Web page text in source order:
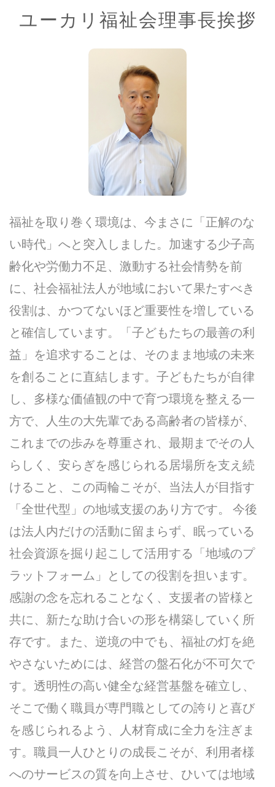
ユーカリ福祉会理事長挨拶
福祉を取り巻く環境は、今まさに「正解のな
い時代」へと突入しました。加速する少子高
齢化や労働力不足、激動する社会情勢を前
に、社会福祉法人が地域において果たすべき
役割は、かつてないほど重要性を増している
と確信しています。「子どもたちの最善の利
益」を追求することは、そのまま地域の未来
を創ることに直結します。子どもたちが自律
し、多様な価値観の中で育つ環境を整える一
方で、人生の大先輩である高齢者の皆様が、
これまでの歩みを尊重され、最期までその人
らしく、安らぎを感じられる居場所を支え続
けること、この両輪こそが、当法人が目指す
「全世代型」の地域支援のあり方です。 今後
は法人内だけの活動に留まらず、眠っている
社会資源を掘り起こして活用する「地域のプ
ラットフォーム」としての役割を担います。
感謝の念を忘れることなく、支援者の皆様と
共に、新たな助け合いの形を構築していく所
存です。また、逆境の中でも、福祉の灯を絶
やさないためには、経営の盤石化が不可欠で
す。透明性の高い健全な経営基盤を確立し、
そこで働く職員が専門職としての誇りと喜び
を感じられるよう、人材育成に全力を注ぎま
す。職員一人ひとりの成長こそが、利用者様
へのサービスの質を向上させ、ひいては地域